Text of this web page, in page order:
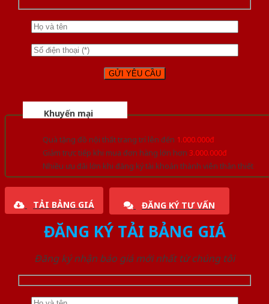
Khuyến mại
Quà tặng đồ nội thất trang trí lên đến 1.000.000đ
Giảm trực tiếp khi mua đơn hàng lớn hơn 3.000.000đ
Nhiều ưu đãi lớn khi đăng ký tài khoản thành viên thân thiết
TẢI BẢNG GIÁ ĐĂNG KÝ TƯ VẤN
ĐĂNG KÝ TẢI BẢNG GIÁ
Đăng ký nhận báo giá mới nhất từ chúng tôi